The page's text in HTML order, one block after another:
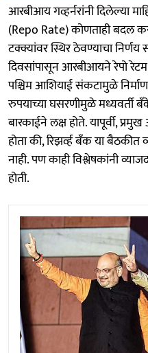
आरबीआय गव्हर्नरांनी दिलेल्या
(Repo Rate) कोणताही बदल
टक्क्यांवर स्थिर ठेवण्याचा
दिवसांपासून आरबीआयने रेपो
पश्चिम आशियाई संकटामुळे
रुपयाच्या घसरणीमुळे मध्यवर्ती
बारकाईने लक्ष होते. यापूर्वी,
होता की, रिझर्व्ह बँक या
नाही. पण काही विश्लेषकांनी
होती.